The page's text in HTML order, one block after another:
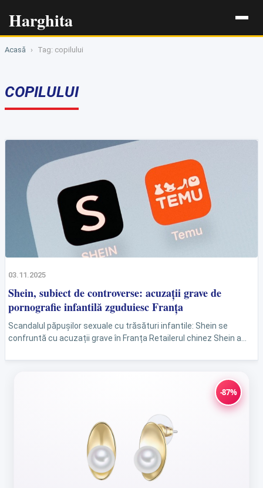
Harghita
Acasă › Tag: copilului
COPILULUI
03.11.2025
Shein, subiect de controverse: acuzații grave de
pornografie infantilă zguduiesc Franța
Scandalul păpușilor sexuale cu trăsături infantile: Shein se
confruntă cu acuzații grave în Franța Retailerul chinez Shein a
-87%